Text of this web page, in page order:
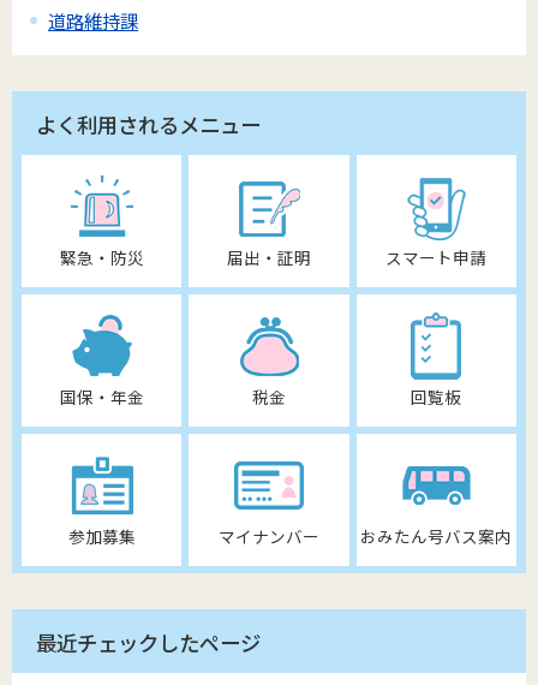
道路維持課
よく利用されるメニュー
緊急・防災 届出・証明 スマート申請
国保・年金 税金 回覧板
参加募集 マイナンバー おみたん号バス案内
最近チェックしたページ